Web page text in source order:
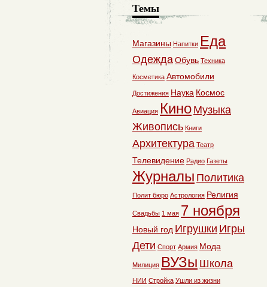
Темы
Магазины Напитки Еда
ОдеждаОбувь Техника
Косметика Автомобили
Достижения Наука Космос
Авиация Кино Музыка
Живопись Книги
Архитектура Театр
Телевидение Радио Газеты
Журналы Политика
Полит бюро Астрология Религия
Свадьбы 1 мая 7 ноября
Новый год Игрушки Игры
Дети Спорт Армия Мода
Милиция ВУЗы Школа
НИИ Стройка Ушли из жизни